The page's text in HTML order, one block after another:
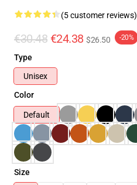
(5 customer reviews)
€30.48 €24.38 $26.50 -20%
Type
Unisex
Color
Default
Size